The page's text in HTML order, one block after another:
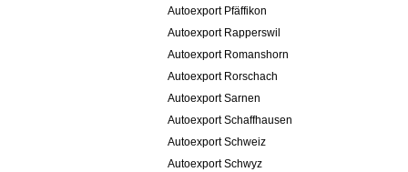
Autoexport Pfäffikon
Autoexport Rapperswil
Autoexport Romanshorn
Autoexport Rorschach
Autoexport Sarnen
Autoexport Schaffhausen
Autoexport Schweiz
Autoexport Schwyz